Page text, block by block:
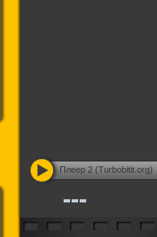
Плеер 2 (Turbobitit.org)